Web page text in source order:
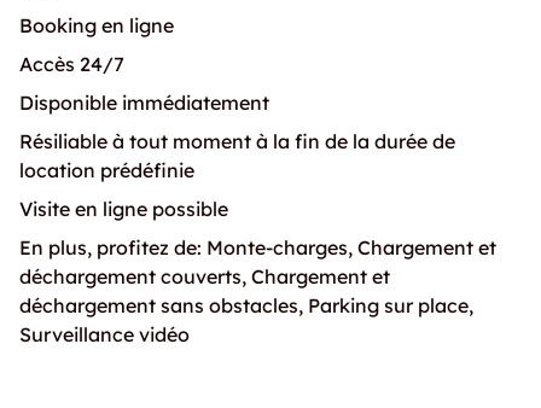
Booking en ligne
Accès 24/7
Disponible immédiatement
Résiliable à tout moment à la fin de la durée de
location prédéfinie
Visite en ligne possible
En plus, profitez de: Monte-charges, Chargement et
déchargement couverts, Chargement et
déchargement sans obstacles, Parking sur place,
Surveillance vidéo